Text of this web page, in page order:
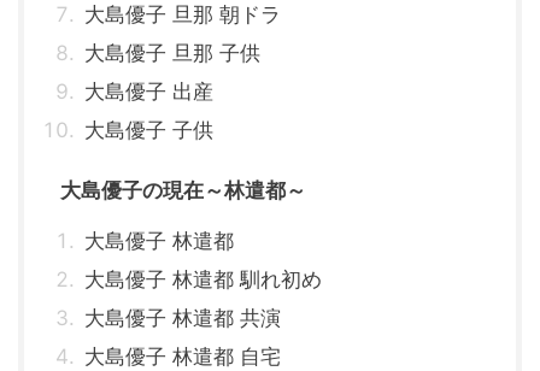
大島優子 旦那 朝ドラ
大島優子 旦那 子供
大島優子 出産
大島優子 子供
大島優子の現在～林遣都～
大島優子 林遣都
大島優子 林遣都 馴れ初め
大島優子 林遣都 共演
大島優子 林遣都 自宅